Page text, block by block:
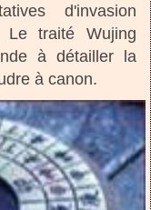
d'invasion
traité Wujing
à détailler la
à canon.